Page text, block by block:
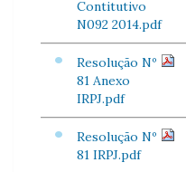
Contitutivo
N092 2014.pdf
Resolução Nº
81 Anexo
IRPJ.pdf
Resolução Nº
81 IRPJ.pdf